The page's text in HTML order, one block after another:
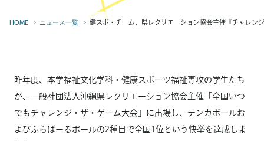
HOME ニュース一覧 健スポ・チーム、県レクリエーション協会主催『チャレン
昨年度、本学福祉文化学科・健康スポーツ福祉専攻の学生たち
が、一般社団法人沖縄県レクリエーション協会主催「全国いつ
でもチャレンジ・ザ・ゲーム大会」に出場し、テンカボールお
よびふらばーるボールの2種目で全国1位という快挙を達成しま